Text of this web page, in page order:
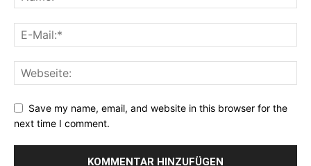
Save my name, email, and website in this browser for the
next time I comment.